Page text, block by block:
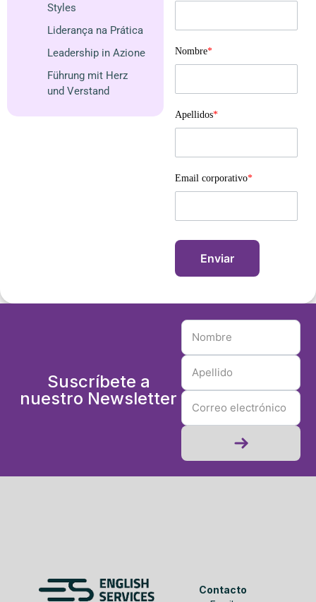
Styles
Liderança na Prática
Leadership in Azione
Führung mit Herz
und Verstand
Nombre*
Apellidos*
Email corporativo*
Suscríbete a
nuestro Newsletter
Contacto